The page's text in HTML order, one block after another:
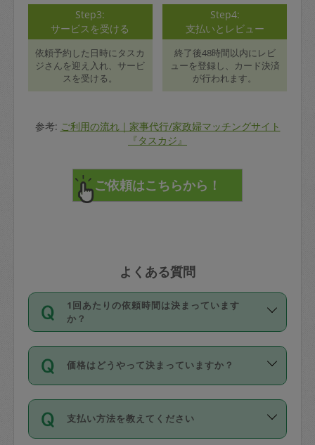
Step3:
サービスを受ける
依頼予約した日時にタスカ
ジさんを迎え入れ、サービ
スを受ける。
Step4:
支払いとレビュー
終了後48時間以内にレビ
ューを登録し、カード決済
が行われます。
参考: ご利用の流れ｜家事代行/家政婦マッチングサイト
『タスカジ』
よくある質問
1回あたりの依頼時間は決まっています
か？
依頼1回につき3時間固定です。3時間を
超えて依頼したい場合は、延長機能をご
利用ください。機能をご利用いただくに
の上事前申請することが必要です。な
お、3時間を下回っても、値引き等はござ
価格はどうやって決まっていますか？
11種類の価格帯の中からタスカジさん自
身が価格を選んで設定しています。
タスカジさんの価格設定には最初は制限
支払い方法を教えてください